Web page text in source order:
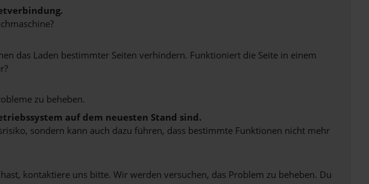
das Laden bestimmter Seiten verhindern. Funktioniert die Seite in einem
zu beheben.
auf dem neuesten Stand sind.
sondern kann auch dazu führen, dass bestimmte Funktionen nicht mehr
kontaktiere uns bitte. Wir werden versuchen, das Problem zu beheben. Du